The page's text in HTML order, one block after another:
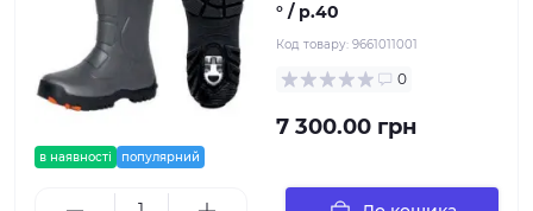
в наявності популярний
° / р.40
Код товару: 9661011001
0
7 300.00 грн